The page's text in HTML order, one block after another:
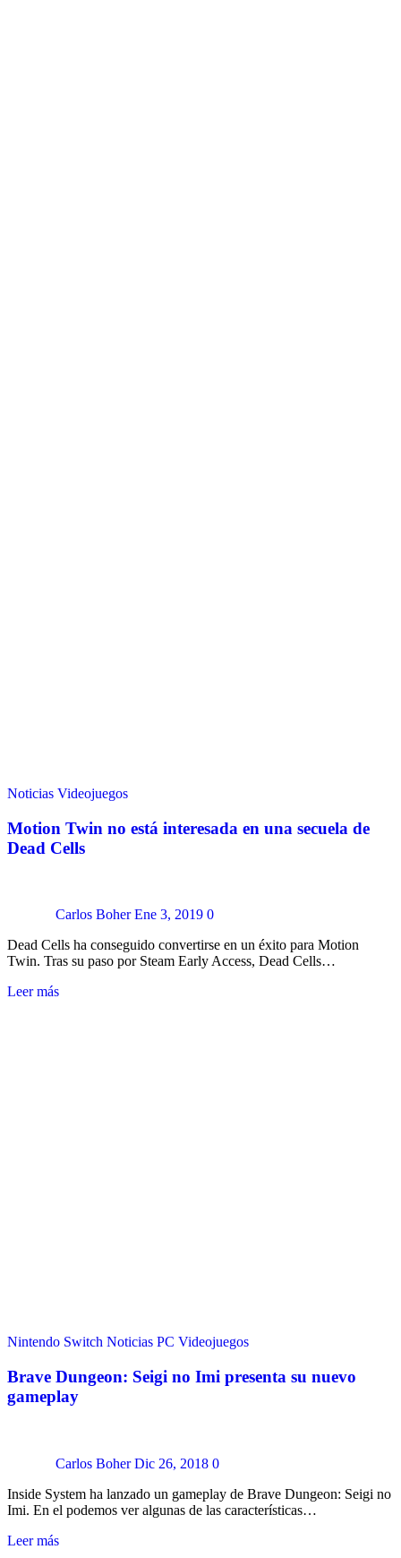
Noticias Videojuegos
Motion Twin no está interesada en una secuela de
Dead Cells
Carlos Boher Ene 3, 2019 0
Dead Cells ha conseguido convertirse en un éxito para Motion
Twin. Tras su paso por Steam Early Access, Dead Cells…
Leer más
Nintendo Switch Noticias PC Videojuegos
Brave Dungeon: Seigi no Imi presenta su nuevo
gameplay
Carlos Boher Dic 26, 2018 0
Inside System ha lanzado un gameplay de Brave Dungeon: Seigi no
Imi. En el podemos ver algunas de las características…
Leer más